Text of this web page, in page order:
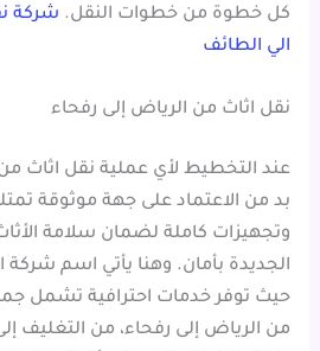
كل خطوة من خطوات النقل. شركة
الي الطائف
نقل اثاث من الرياض إلى رفحاء
عند التخطيط لأي عملية نقل اثاث من
بد من الاعتماد على جهة موثوقة
وتجهيزات كاملة لضمان سلامة
الجديدة بأمان. وهنا يأتي اسم شركة
حيث توفر خدمات احترافية تشمل
من الرياض إلى رفحاء، من التغليف